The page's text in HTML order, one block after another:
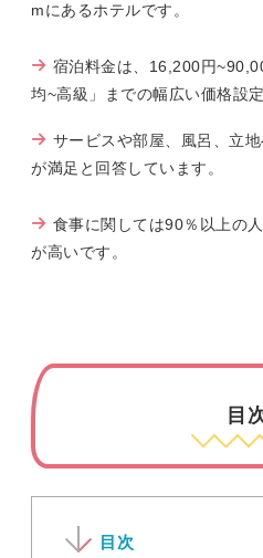
mにあるホテルです。
宿泊料金は、16,200円
均~高級」までの幅広い価格設定
サービスや部屋、風呂、立
が満足と回答しています。
食事に関しては90％以上の
が高いです。
目
目次